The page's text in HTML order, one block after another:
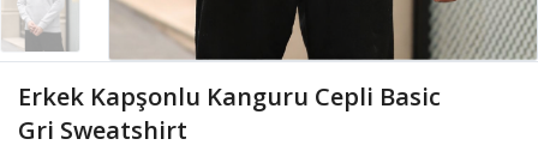
Erkek Kapşonlu Kanguru Cepli Basic
Gri Sweatshirt